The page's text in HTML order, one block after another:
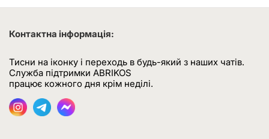
Контактна інформація:
Тисни на іконку і переходь в будь-який з наших чатів.
Служба підтримки ABRIKOS
працює кожного дня крім неділі.